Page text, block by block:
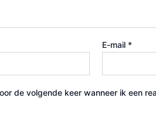
E-mail *
de volgende keer wanneer ik een